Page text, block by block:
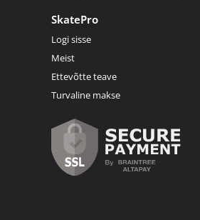
SkatePro
Logi sisse
Meist
Ettevõtte teave
Turvaline makse